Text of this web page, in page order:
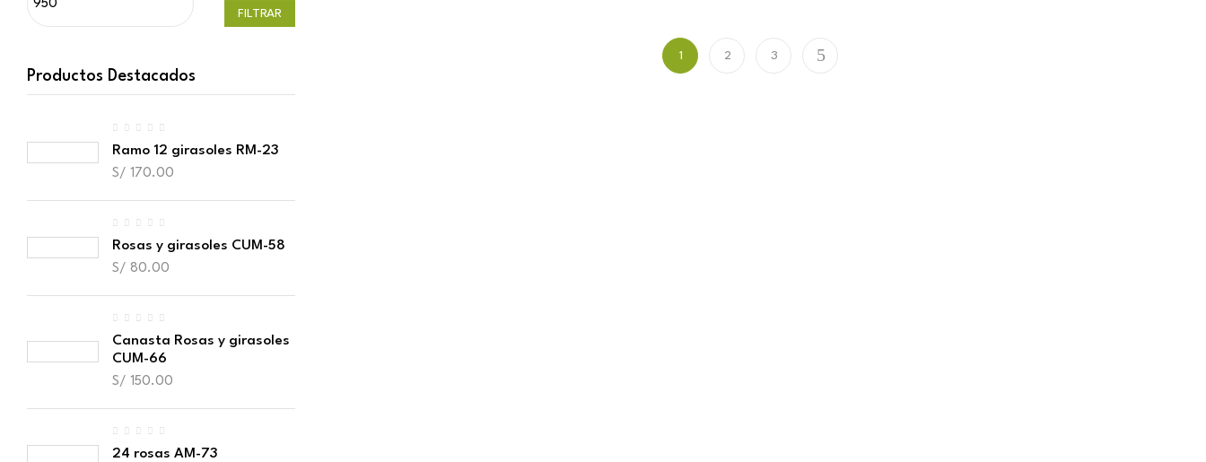
FILTRAR
Productos Destacados
Ramo 12 girasoles RM-23
S/ 170.00
Rosas y girasoles CUM-58
S/ 80.00
Canasta Rosas y girasoles
CUM-66
S/ 150.00
24 rosas AM-73
1 2 3